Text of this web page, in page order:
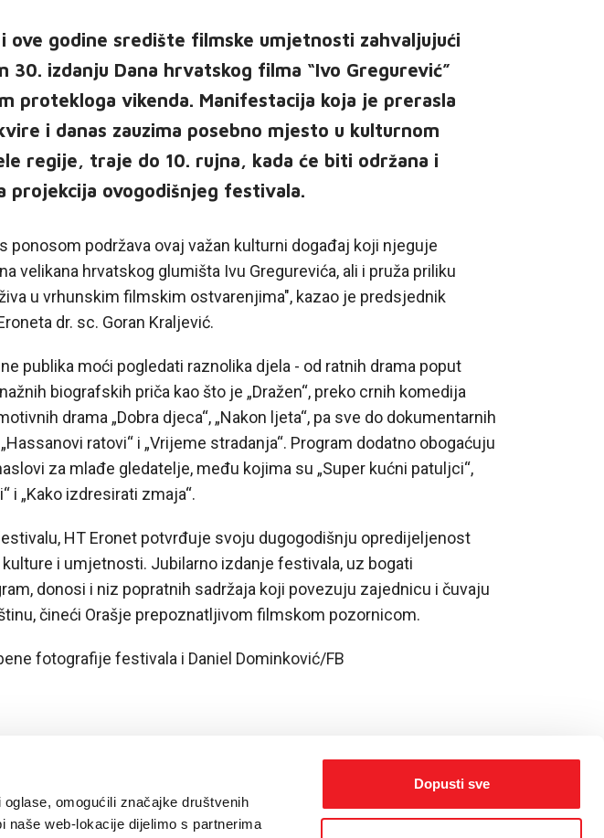
omogućili značajke društvenih
naše web-lokacije dijelimo s partnerima
Dopusti sve
ove godine središte filmske umjetnosti zahvaljujući
30. izdanju Dana hrvatskog filma “Ivo Gregurević”
protekloga vikenda. Manifestacija koja je prerasla
i danas zauzima posebno mjesto u kulturnom
regije, traje do 10. rujna, kada će biti održana i
projekcija ovogodišnjeg festivala.
ponosom podržava ovaj važan kulturni događaj koji njeguje
velikana hrvatskog glumišta Ivu Gregurevića, ali i pruža priliku
u vrhunskim filmskim ostvarenjima", kazao je predsjednik
dr. sc. Goran Kraljević.
publika moći pogledati raznolika djela - od ratnih drama poput
biografskih priča kao što je „Dražen“, preko crnih komedija
drama „Dobra djeca“, „Nakon ljeta“, pa sve do dokumentarnih
ratovi“ i „Vrijeme stradanja“. Program dodatno obogaćuju
za mlađe gledatelje, među kojima su „Super kućni patuljci“,
i „Kako izdresirati zmaja“.
HT Eronet potvrđuje svoju dugogodišnju opredijeljenost
i umjetnosti. Jubilarno izdanje festivala, uz bogati
donosi i niz popratnih sadržaja koji povezuju zajednicu i čuvaju
čineći Orašje prepoznatljivom filmskom pozornicom.
fotografije festivala i Daniel Dominković/FB